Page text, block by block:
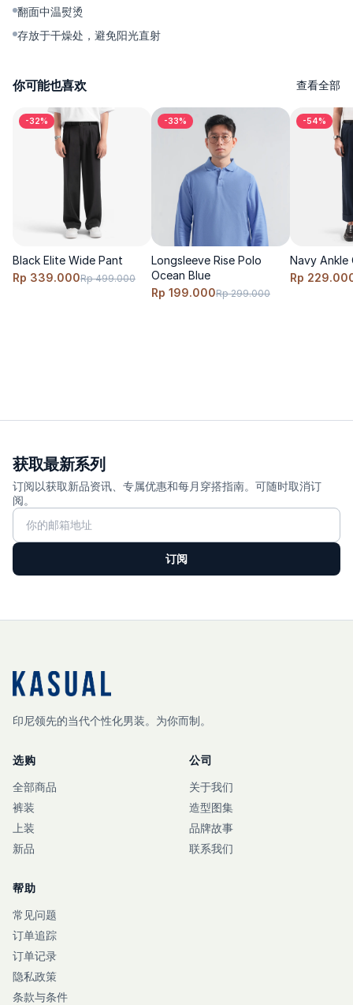
✨Ankle Cut — 裤长落在脚踝以上，轻松衬托 sneakers 或
loafers。 <\/p>
<\/p>
--------- <\/p>
为什么值得入手 <\/p>
这是一条兼顾低调质感外观与腰部舒适度的 chino。Smart Waist
让腹部更轻松，同时不牺牲整体版型；省道设计带来更明显的
tailored 气质，twill 面料则让颜色更饱满、更上镜。打理也很简单
——清洗、晾干、重复穿着——整体性价比很到位。如果你需要一
条开会时够利落、出行时够灵活、全天穿着都舒适的裤子，它就是
<\/p>
版型：clean-taper，裤长利落落在脚踝以上。 <\/p>
尺码建议：正常尺码即可；如想要更宽松的穿感，建议加大 1 个尺
码。 <\/p>
模特穿着 S 码，身高 170cm，体重 60 Kg <\/p>
翻面中温熨烫
存放于干燥处，避免阳光直射
你可能也喜欢 查看全部
-32%
Black Elite Wide Pant
Rp 339.000Rp 499.000
-33%
Longsleeve Rise Polo
Ocean Blue
Rp 199.000Rp 299.000
-54%
Navy
Rp
获取最新系列
订阅以获取新品资讯、专属优惠和每月穿搭指南。可随时取消订
阅。
订阅
印尼领先的当代个性化男装。为你而制。
选购
全部商品
裤装
上装
新品
公司
关于我们
造型图集
品牌故事
联系我们
帮助
常见问题
订单追踪
订单记录
隐私政策
条款与条件